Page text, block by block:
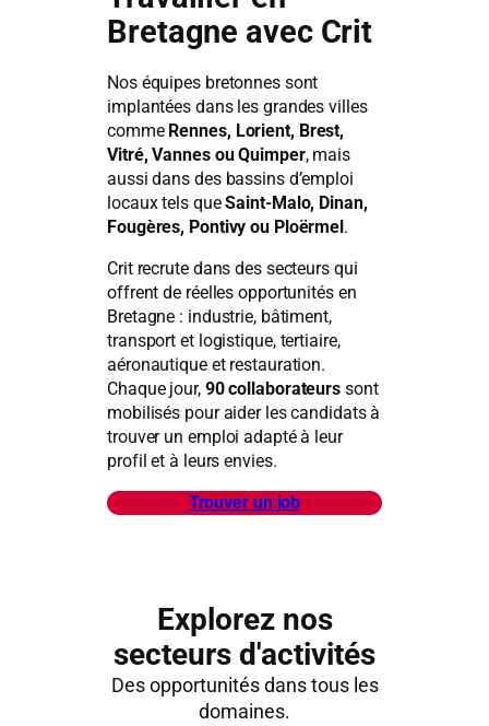
Bretagne avec Crit
Nos équipes bretonnes sont
implantées dans les grandes villes
comme Rennes, Lorient, Brest,
Vitré, Vannes ou Quimper, mais
aussi dans des bassins d’emploi
locaux tels queSaint-Malo, Dinan,
Fougères, Pontivy ou Ploërmel.
Crit recrute dans des secteurs qui
offrent de réelles opportunités en
Bretagne : industrie, bâtiment,
transport et logistique, tertiaire,
aéronautique et restauration.
Chaque jour, 90 collaborateurs sont
mobilisés pour aider les candidats à
trouver un emploi adapté à leur
profil et à leurs envies.
Trouver un job